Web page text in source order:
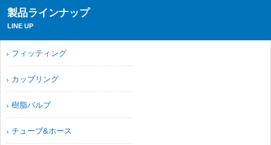
製品ラインナップ
LINE UP
フィッティング
カップリング
樹脂バルブ
チューブ&ホース